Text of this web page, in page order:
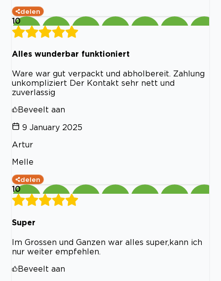
delen
10
Alles wunderbar funktioniert
Ware war gut verpackt und abholbereit. Zahlung
unkompliziert Der Kontakt sehr nett und
zuverlassig
Beveelt aan
9 January 2025
Artur
Melle
delen
10
Super
Im Grossen und Ganzen war alles super,kann ich
nur weiter empfehlen.
Beveelt aan